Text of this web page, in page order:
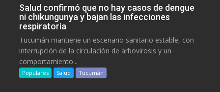
Salud confirmó que no hay casos de dengue
ni chikungunya y bajan las infecciones
respiratoria
Tucumán mantiene un escenario sanitario estable, con
interrupción de la circulación de arbovirosis y un
comportamiento...
Populares Salud Tucumán